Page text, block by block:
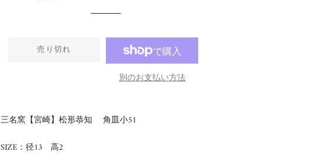
売り切れ
別のお支払い方法
三名窯【宮崎】松形恭知 角皿小51
SIZE：径13 高2